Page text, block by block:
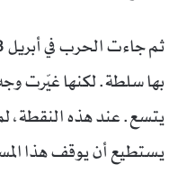
بها سلطة. لكنها غيّرت
يتسع. عند هذه النقطة،
يستطيع أن يوقف هذا